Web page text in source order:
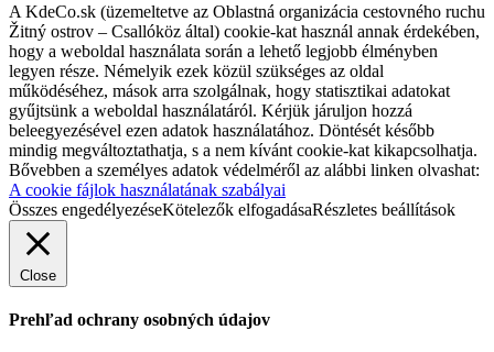
A KdeCo.sk (üzemeltetve az Oblastná organizácia cestovného ruchu
Žitný ostrov – Csallóköz által) cookie-kat használ annak érdekében,
hogy a weboldal használata során a lehető legjobb élményben
legyen része. Némelyik ezek közül szükséges az oldal
működéséhez, mások arra szolgálnak, hogy statisztikai adatokat
gyűjtsünk a weboldal használatáról. Kérjük járuljon hozzá
beleegyezésével ezen adatok használatához. Döntését később
mindig megváltoztathatja, s a nem kívánt cookie-kat kikapcsolhatja.
Bővebben a személyes adatok védelméről az alábbi linken olvashat:
A cookie fájlok használatának szabályai
Összes engedélyezéseKötelezők elfogadásaRészletes beállítások
Close
Prehľad ochrany osobných údajov